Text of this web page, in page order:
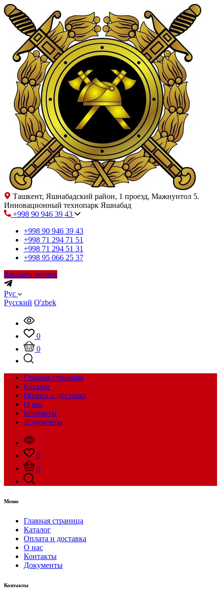
Ташкент, Яшнабадский район, 1 проезд, Мажнунтол 5.
Инновационный технопарк Яшнабад
+998 90 946 39 43
+998 90 946 39 43
+998 71 294 71 51
+998 71 294 51 31
+998 95 066 25 37
Заказать звонок
Рус
Русский O'zbek
0
0
Главная страница
Каталог
Оплата и доставка
О нас
Контакты
Документы
0
0
Меню
Главная страница
Каталог
Оплата и доставка
О нас
Контакты
Документы
Контакты